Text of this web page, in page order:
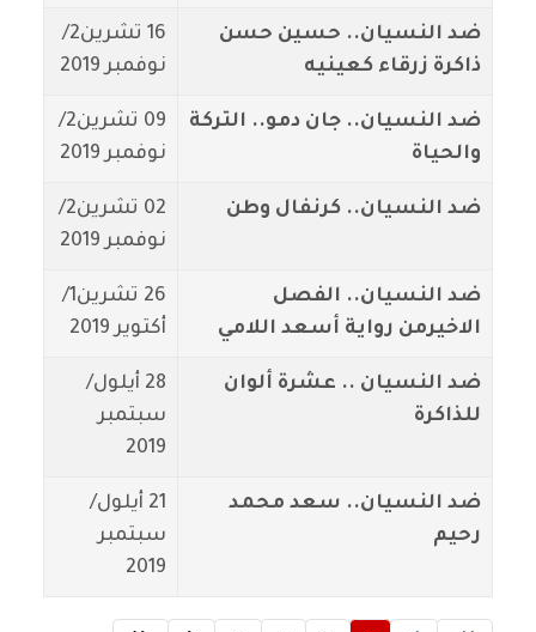
ضد النسيان.. حسين حسن
ذاكرة زرقاء كعينيه
16 تشرين2/
نوفمبر 2019
ضد النسيان.. جان دمو.. التركة
والحياة
09 تشرين2/
نوفمبر 2019
ضد النسيان.. كرنفال وطن
02 تشرين2/
نوفمبر 2019
ضد النسيان.. الفصل
الاخيرمن رواية أسعد اللامي
26 تشرين1/
أكتوير 2019
ضد النسيان .. عشرة ألوان
للذاكرة
28 أيلول/
سبتمبر
2019
ضد النسيان.. سعد محمد
رحيم
21 أيلول/
سبتمبر
2019